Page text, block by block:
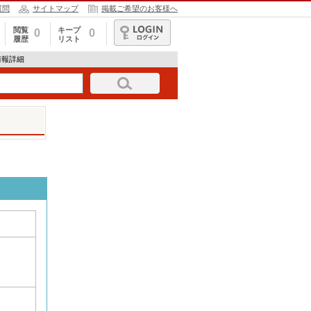
問 サイトマップ 掲載ご希望のお客様へ
閲覧
履歴
0
キープ
リスト
0
ログイン
詳細